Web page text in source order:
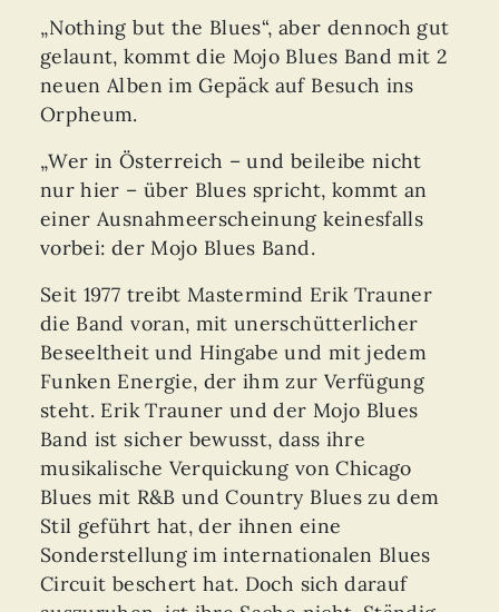
„Nothing but the Blues“, aber dennoch gut
gelaunt, kommt die Mojo Blues Band mit 2
neuen Alben im Gepäck auf Besuch ins
Orpheum.
„Wer in Österreich – und beileibe nicht
nur hier – über Blues spricht, kommt an
einer Ausnahmeerscheinung keinesfalls
vorbei: der Mojo Blues Band.
Seit 1977 treibt Mastermind Erik Trauner
die Band voran, mit unerschütterlicher
Beseeltheit und Hingabe und mit jedem
Funken Energie, der ihm zur Verfügung
steht. Erik Trauner und der Mojo Blues
Band ist sicher bewusst, dass ihre
musikalische Verquickung von Chicago
Blues mit R&B und Country Blues zu dem
Stil geführt hat, der ihnen eine
Sonderstellung im internationalen Blues
Circuit beschert hat. Doch sich darauf